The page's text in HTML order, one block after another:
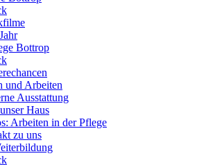
Bottrop
und Arbeiten
Ausstattung
Haus
Arbeiten in der Pflege
zu uns